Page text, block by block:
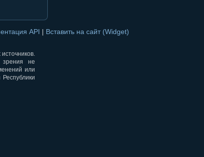
API | Вставить на сайт (Widget)
зрения не
или